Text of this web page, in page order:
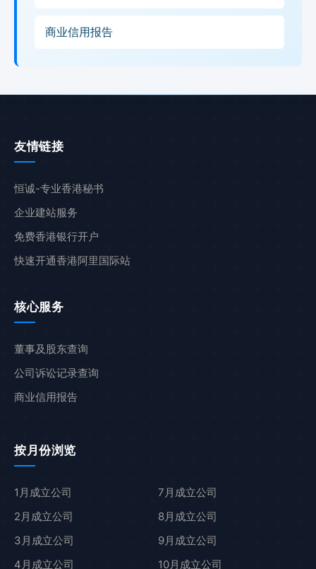
商业信用报告
友情链接
恒诚-专业香港秘书
企业建站服务
免费香港银行开户
快速开通香港阿里国际站
核心服务
董事及股东查询
公司诉讼记录查询
商业信用报告
按月份浏览
1月成立公司
2月成立公司
3月成立公司
4月成立公司
7月成立公司
8月成立公司
9月成立公司
10月成立公司